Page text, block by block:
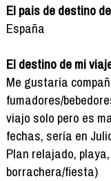
El pais de destino
España
El destino de mi
Me gustaría
fumadores/
viajo solo pero es
fechas, sería en
Plan relajado,
borrachera/fiesta)